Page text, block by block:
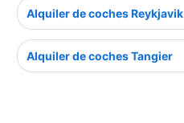
Alquiler de coches Reykjavik
Alquiler de coches Tangier